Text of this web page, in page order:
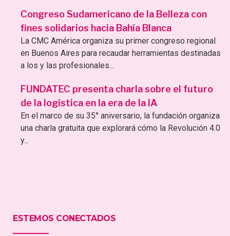
Congreso Sudamericano de la Belleza con
fines solidarios hacia Bahía Blanca
La CMC América organiza su primer congreso regional
en Buenos Aires para recaudar herramientas destinadas
a los y las profesionales...
FUNDATEC presenta charla sobre el futuro
de la logística en la era de la IA
En el marco de su 35° aniversario, la fundación organiza
una charla gratuita que explorará cómo la Revolución 4.0
y...
ESTEMOS CONECTADOS